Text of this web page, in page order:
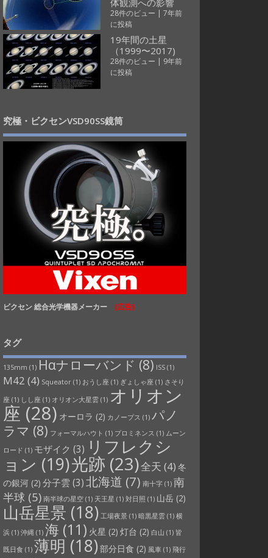
体観測への影響
28件のビュー | 7年前
に投稿
19年間の土星
（1999〜2017)
28件のビュー | 9年前
に投稿
究極・ビクセンVSD90SS鏡筒
ビクセン 総合光学機器メーカー (広告)
タグ
135mm (1) Hαナローバンド (8) ISS(1)
M42 (4) Squeator(1) おうし座 (1) ぎょしゃ座 (1) さそり
座 (1) しし座 (1) オリオン大星雲(1) オリオン
座 (28) オーロラ (2) カノープス (1) パノ
ラマ (8) フォーマルハウト (1) プロミネンス (1) ムーン
ロード (1) モザイク (3) リフレクシ
ョン (19)光跡 (23)全天 (4) 冬
の銀河(2) 分子雲 (3)北海道 (7) 南十字(1) 南
半球 (5) 南半球の星空(1) 天王星 (1) 対日照 (1) 山岳(2)
山岳星景 (18) 工場夜景(1) 暗黒星雲(1) 横
浜(1) 沖縄(1) 海 (11) 火星 (2) 灯台 (2) 白山 (1) 皆
既日食 (1) 薄明 (18)部分日食 (2) 風車(1) 飛行